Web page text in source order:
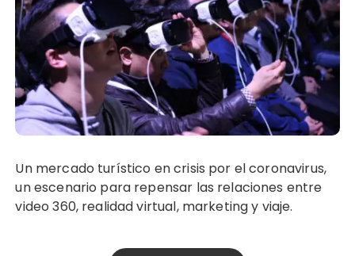
Un mercado turístico en crisis por el coronavirus,
un escenario para repensar las relaciones entre
video 360, realidad virtual, marketing y viaje.